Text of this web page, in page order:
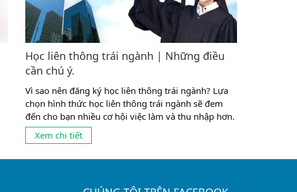
Học liên thông trái ngành | Những điều
cần chú ý.
Vì sao nên đăng ký học liên thông trái ngành? Lựa
chọn hình thức học liên thông trái ngành sẽ đem
đến cho bạn nhiều cơ hội việc làm và thu nhập hơn.
Giới thiệu về hình thức học liên thông trái ngành
Trước đây, thông thường mọi người có những suy
Xem chi tiết